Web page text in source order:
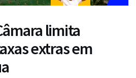
limita
extras em